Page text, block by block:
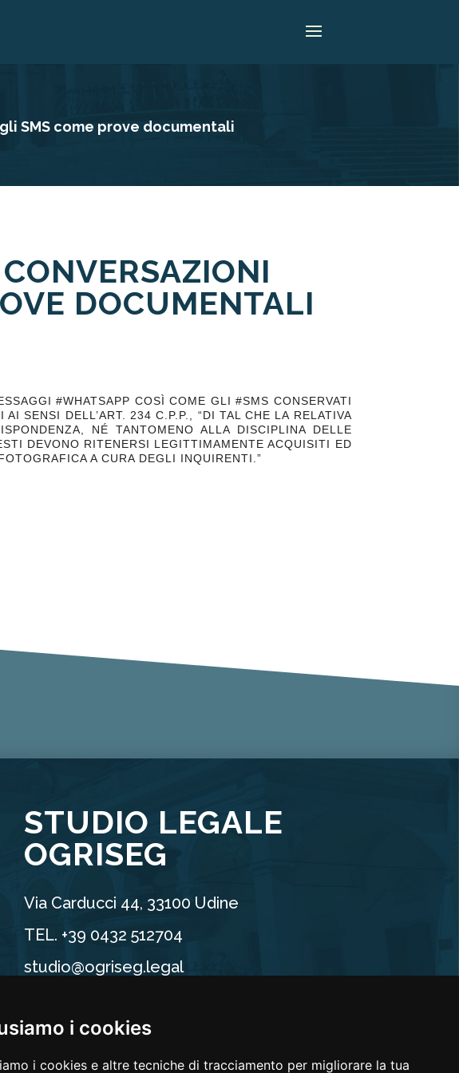
i cookies
i cookies e altre tecniche di tracciamento per migliorare la tua
SMS come prove documentali
DOCUMENTALI
#WHATSAPP COSÌ COME GLI #SMS CONSERVATI
SENSI DELL’ART. 234 C.P.P., “DI TAL CHE LA RELATIVA
NÉ TANTOMENO ALLA DISCIPLINA DELLE
DEVONO RITENERSI LEGITTIMAMENTE ACQUISITI ED
A CURA DEGLI INQUIRENTI.”
STUDIO LEGALE
OGRISEG
Via Carducci 44, 33100 Udine
TEL. +39 0432 512704
studio@ogriseg.legal